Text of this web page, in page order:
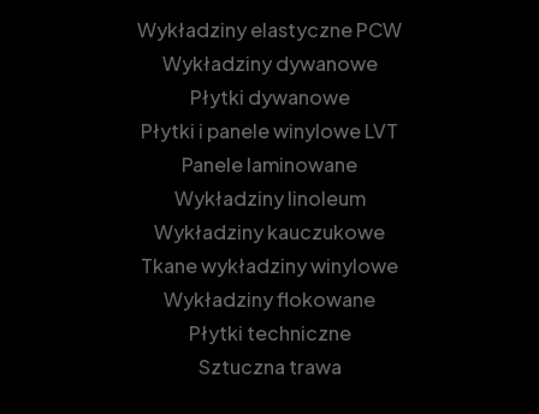
Wykładziny elastyczne PCW
Wykładziny dywanowe
Płytki dywanowe
Płytki i panele winylowe LVT
Panele laminowane
Wykładziny linoleum
Wykładziny kauczukowe
Tkane wykładziny winylowe
Wykładziny flokowane
Płytki techniczne
Sztuczna trawa